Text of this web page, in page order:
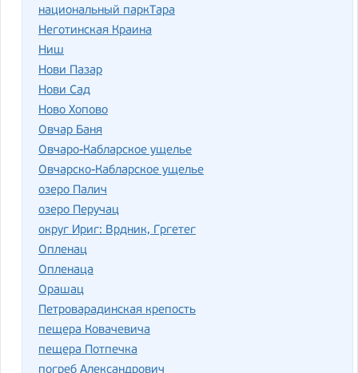
национальный паркТара
Неготинская Краина
Ниш
Нови Пазар
Нови Сад
Ново Хопово
Овчар Баня
Овчаро-Кабларское ущелье
Овчарско-Кабларское ущелье
озеро Палич
озеро Перучац
округ Ириг: Врдник, Гргетег
Опленац
Опленаца
Орашац
Петроварадинская крепость
пещера Ковачевича
пещера Потпечка
погреб Александрович